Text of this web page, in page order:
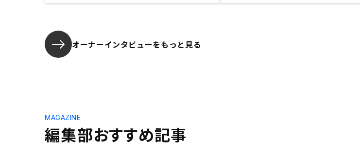
オーナーインタビューをもっと見る
編集部おすすめ記事
MAGAZINE